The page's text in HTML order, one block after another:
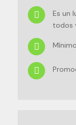
Es un
todos